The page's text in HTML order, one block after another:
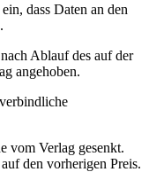
dass Daten an den
Ablauf des auf der
angehoben.
vom Verlag gesenkt.
den vorherigen Preis.